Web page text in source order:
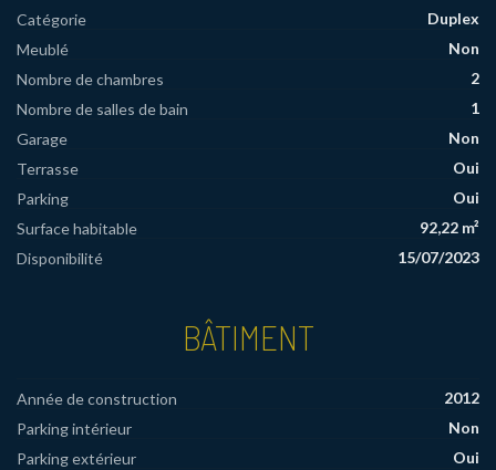
Catégorie
Duplex
Meublé
Non
Nombre de chambres
2
Nombre de salles de bain
1
Garage
Non
Terrasse
Oui
Parking
Oui
Surface habitable
92,22 m²
Disponibilité
15/07/2023
BÂTIMENT
Année de construction
2012
Parking intérieur
Non
Parking extérieur
Oui